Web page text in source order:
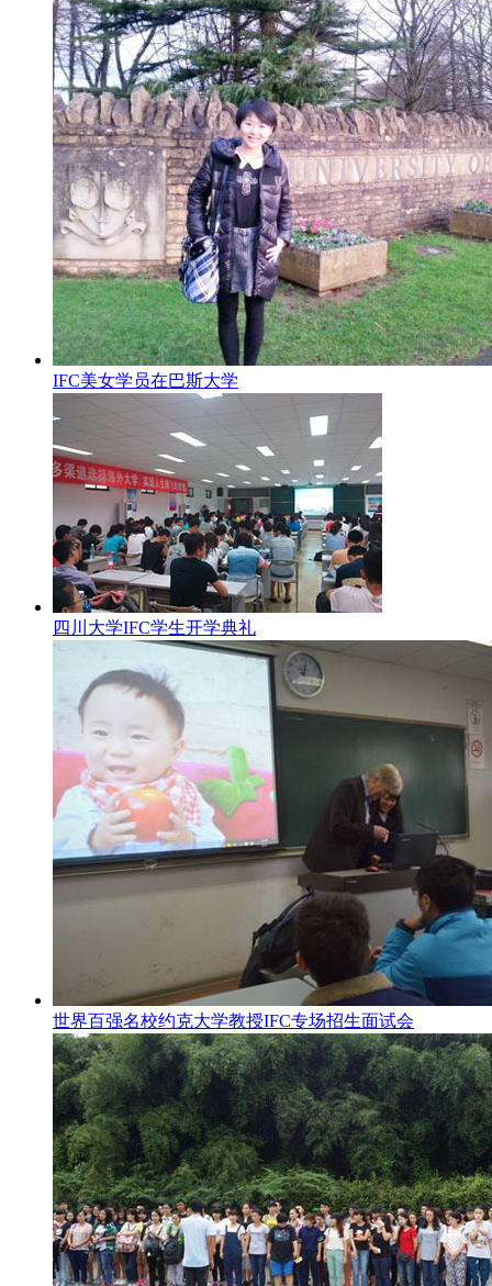
IFC美女学员在巴斯大学
四川大学IFC学生开学典礼
世界百强名校约克大学教授IFC专场招生面试会